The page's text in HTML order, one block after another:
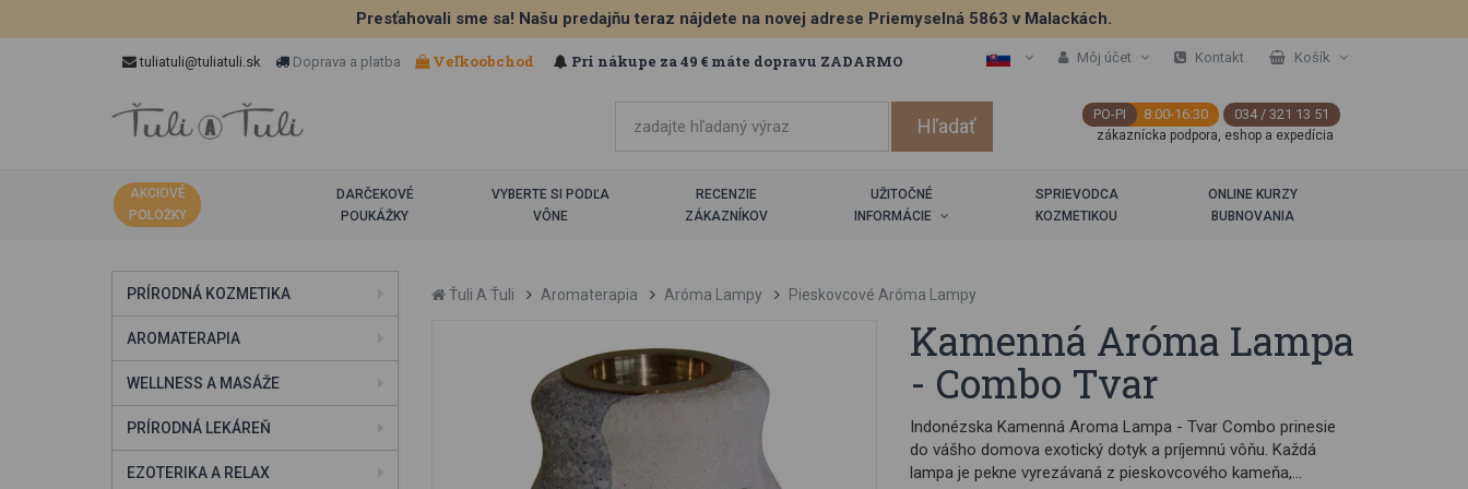
Presťahovali sme sa! Našu predajňu teraz nájdete na novej adrese Priemyselná 5863 v Malackách.
tuliatuli@tuliatuli.sk Doprava a platba Veľkoobchod Pri nákupe za 49 € máte dopravu ZADARMO Môj účet Kontakt Košík
PO-PI 8:00-16:30 034 / 321 13 51
zákaznícka podpora, eshop a expedícia
AKCIOVÉ
POLOŽKY
DARČEKOVÉ
POUKÁŽKY
VYBERTE SI PODĽA
VÔNE
RECENZIE
ZÁKAZNÍKOV
UŽITOČNÉ
INFORMÁCIE
SPRIEVODCA
KOZMETIKOU
ONLINE KURZY
BUBNOVANIA
PRÍRODNÁ KOZMETIKA
AROMATERAPIA
WELLNESS A MASÁŽE
PRÍRODNÁ LEKÁREŇ
EZOTERIKA A RELAX
Ťuli A Ťuli Aromaterapia Aróma Lampy Pieskovcové Aróma Lampy
Kamenná Aróma Lampa
- Combo Tvar
Indonézska Kamenná Aroma Lampa - Tvar Combo prinesie
do vášho domova exotický dotyk a príjemnú vôňu. Každá
lampa je pekne vyrezávaná z pieskovcového kameňa,